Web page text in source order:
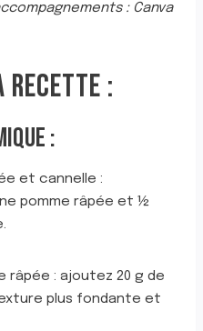
: Canva
RECETTE :
:
et cannelle :
pomme râpée et ½
râpée : ajoutez 20 g de
plus fondante et